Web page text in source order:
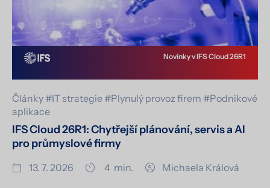
Články #IT strategie #Plynulý provoz firem #Podnikové
aplikace
IFS Cloud 26R1: Chytřejší plánování, servis a AI
pro průmyslové firmy
13. 7. 2026 4 min. Michaela Králová
Novinky v IFS Cloud 26R1